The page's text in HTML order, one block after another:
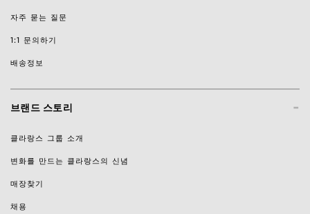
자주 묻는 질문
1:1 문의하기
배송정보
-
브랜드 스토리
클라랑스 그룹 소개
변화를 만드는 클라랑스의 신념
매장찾기
채용